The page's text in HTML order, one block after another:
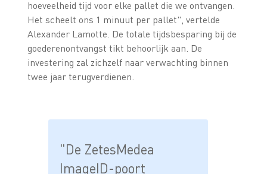
hoeveelheid tijd voor elke pallet die we ontvangen.
Het scheelt ons 1 minuut per pallet", vertelde
Alexander Lamotte. De totale tijdsbesparing bij de
goederenontvangst tikt behoorlijk aan. De
investering zal zichzelf naar verwachting binnen
twee jaar terugverdienen.
"De ZetesMedea
ImageID-poort